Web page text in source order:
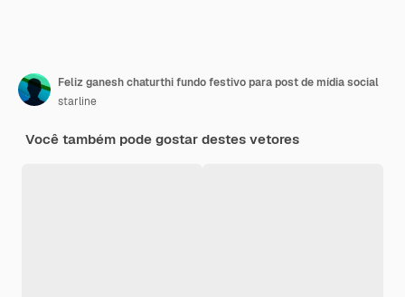
Feliz ganesh chaturthi fundo festivo para post de mídia social
starline
Você também pode gostar destes vetores